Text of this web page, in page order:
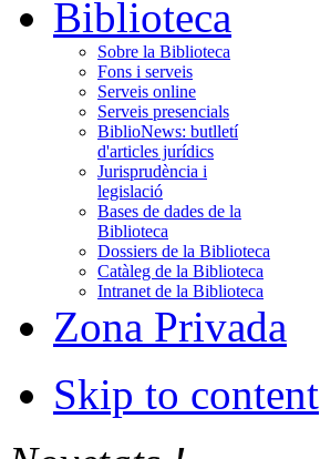
Biblioteca
Sobre la Biblioteca
Fons i serveis
Serveis online
Serveis presencials
BiblioNews: butlletí
d'articles jurídics
Jurisprudència i
legislació
Bases de dades de la
Biblioteca
Dossiers de la Biblioteca
Catàleg de la Biblioteca
Intranet de la Biblioteca
Zona Privada
Skip to content